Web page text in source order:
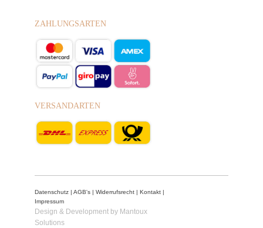
ZAHLUNGSARTEN
VERSANDARTEN
Datenschutz AGB's Widerrufsrecht Kontakt
Impressum
Design & Development by Mantoux
Solutions